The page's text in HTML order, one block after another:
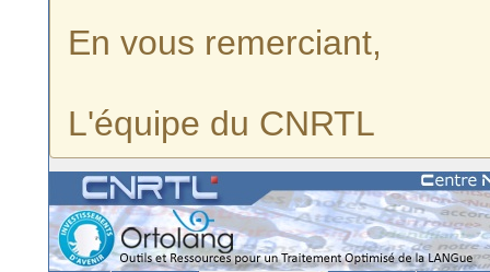
En vous remerciant,
L'équipe du CNRTL